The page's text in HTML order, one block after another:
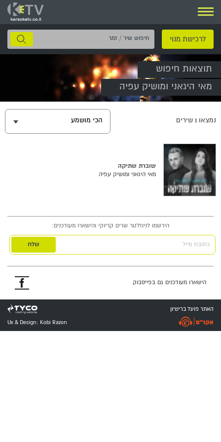
ניווט
לרכישת מנוי
חיפוש
שיר
תוצאות חיפוש
מאי היגאני ומושיק עפיה
נמצאו 1 שירים הכי מושמע
שוברת שתיקה
מאי היגאני ומושיק עפיה
הירשמו לניוזלטר שרים קריוקי והישארו מעודכנים:
כתובת מייל
הישארו מעודכנים גם בפייסבוק
האתר פועל ברישיון
Ux & Design: Kobi Razon